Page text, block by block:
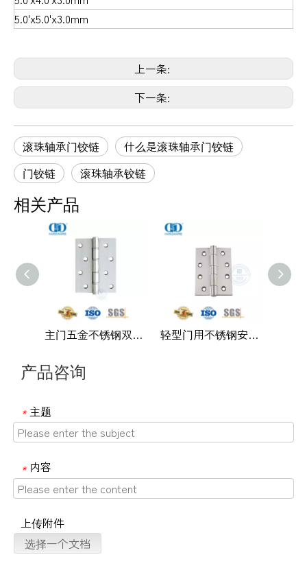
5.0'x5.0'x3.0mm
上一条:
下一条:
滚珠轴承门铰链
什么是滚珠轴承门铰链
门铰链
滚珠轴承铰链
相关产品
主门五金不锈钢双垫圈门铰链-DDSS008 轻型门用不锈钢安全平缝门铰链-DDSS004
产品咨询
* 主题
* 内容
上传附件
选择一个文档